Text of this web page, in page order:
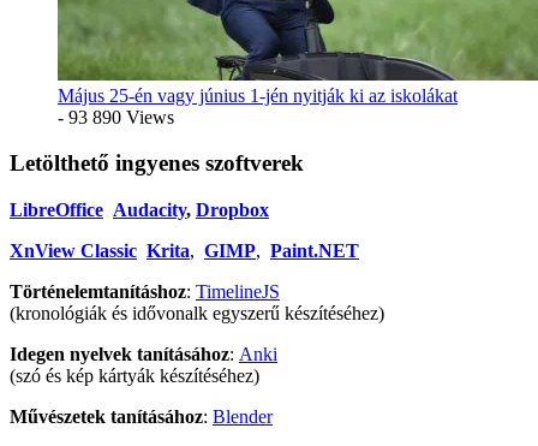
Május 25-én vagy június 1-jén nyitják ki az iskolákat
- 93 890 Views
Letölthető ingyenes szoftverek
LibreOffice Audacity, Dropbox
XnView Classic Krita, GIMP, Paint.NET
Történelemtanításhoz: TimelineJS
(kronológiák és idővonalk egyszerű készítéséhez)
Idegen nyelvek tanításához: Anki
(szó és kép kártyák készítéséhez)
Művészetek tanításához: Blender